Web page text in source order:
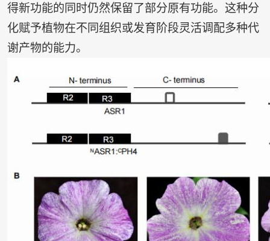
得新功能的同时仍然保留了部分原有功能。这种分
化赋予植物在不同组织或发育阶段灵活调配多种代
谢产物的能力。